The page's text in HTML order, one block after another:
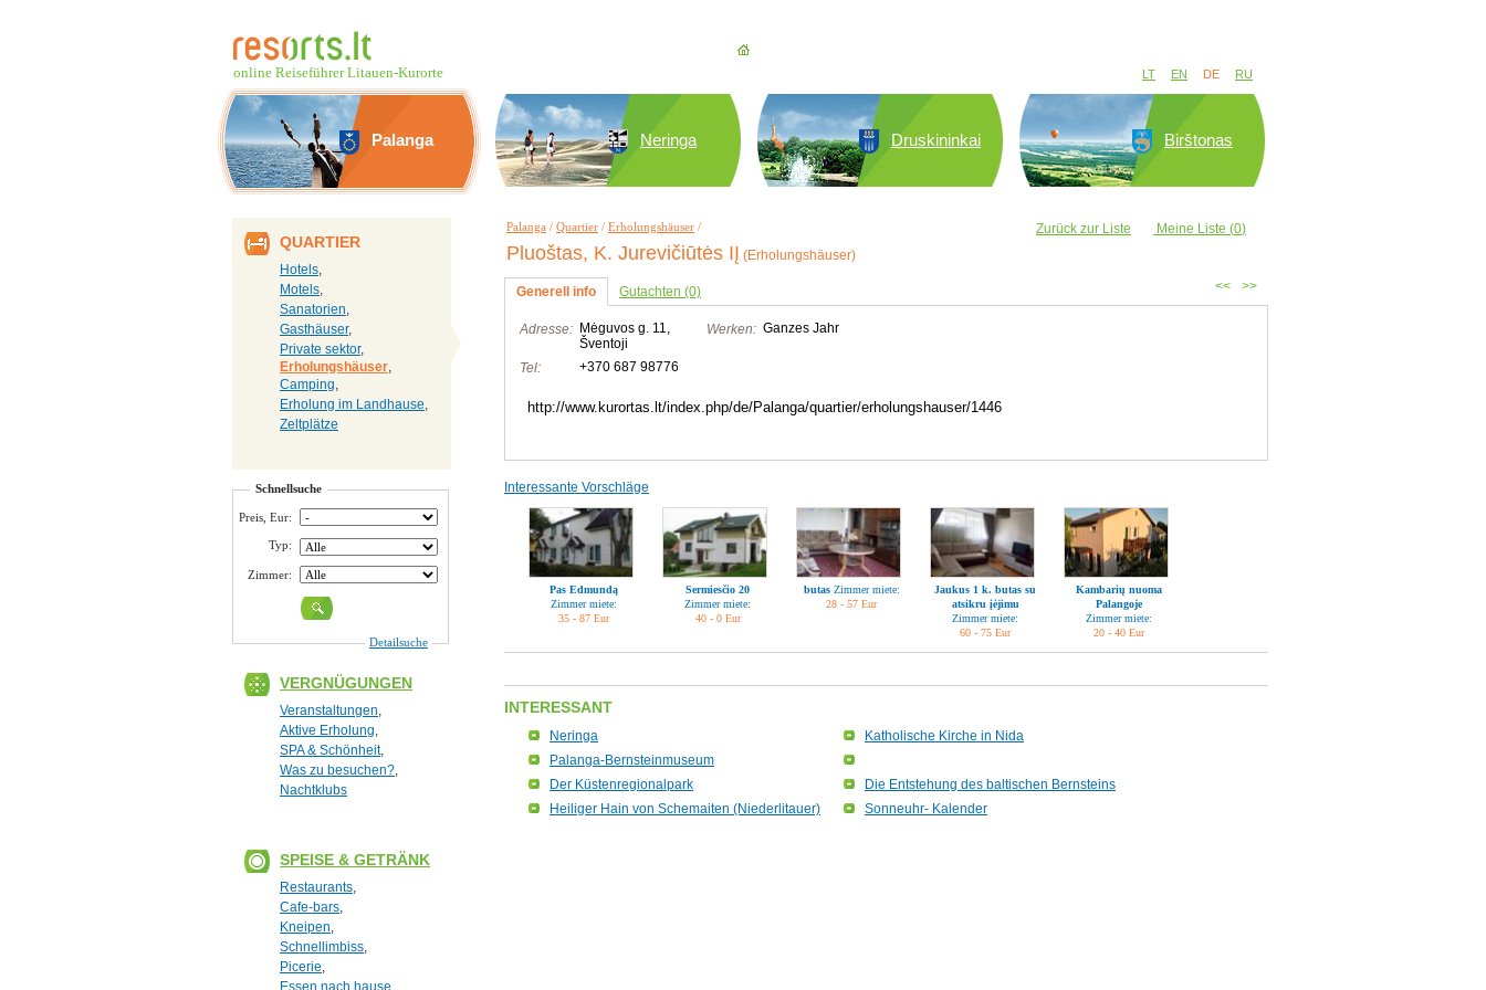
online Reiseführer Litauen-Kurorte LT EN DE RU
Palanga Neringa Druskininkai Birštonas
QUARTIER
Hotels,
Motels,
Sanatorien,
Gasthäuser,
Private sektor,
Erholungshäuser,
Camping,
Erholung im Landhause,
Zeltplätze
Schnellsuche
Preis, Eur:
Typ:
Zimmer:
Detailsuche
VERGNÜGUNGEN
Veranstaltungen,
Aktive Erholung,
SPA & Schönheit,
Was zu besuchen?,
Nachtklubs
SPEISE & GETRÄNK
Restaurants,
Cafe-bars,
Kneipen,
Schnellimbiss,
Picerie,
Essen nach hause
Palanga / Quartier / Erholungshäuser / Zurück zur Liste Meine Liste (0)
Pluoštas, K. Jurevičiūtės IĮ (Erholungshäuser)
Generell info Gutachten (0) << >>
Adresse: Mėguvos g. 11,
Šventoji
Tel:
+370 687 98776
Werken: Ganzes Jahr
http://www.kurortas.lt/index.php/de/Palanga/quartier/erholungshauser/1446
Interessante Vorschläge
Pas Edmundą
Zimmer miete:
35 - 87 Eur
Sermiesčio 20
Zimmer miete:
40 - 0 Eur
butas Zimmer miete:
28 - 57 Eur
Jaukus 1 k. butas su
atsikru įėjimu
Zimmer miete:
60 - 75 Eur
Kambarių nuoma
Palangoje
Zimmer miete:
20 - 40 Eur
INTERESSANT
Neringa
Katholische Kirche in Nida
Palanga-Bernsteinmuseum
Der Küstenregionalpark
Die Entstehung des baltischen Bernsteins
Heiliger Hain von Schemaiten (Niederlitauer)
Sonneuhr- Kalender